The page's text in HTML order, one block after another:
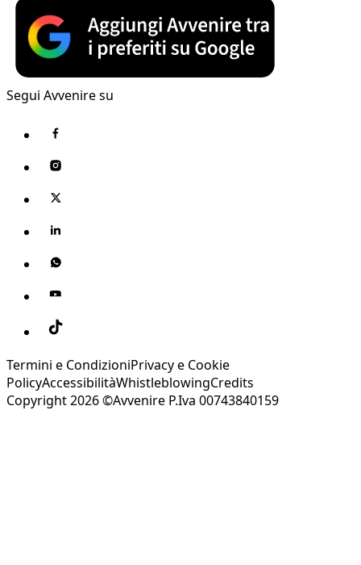
Segui Avvenire su
Termini e CondizioniPrivacy e Cookie
PolicyAccessibilitàWhistleblowingCredits
Copyright 2026 ©Avvenire P.Iva 00743840159